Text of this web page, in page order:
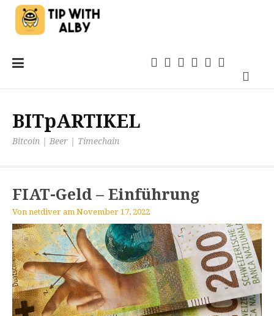
Zum
Inhalt
Einsteigen
21magazin
Anwendungen
TechSprech
Kommentar
BITpARTIKEL
Bitcoin | Beer | Timechain
FIAT-Geld – Einführung
Von netdiver am November 17, 2022